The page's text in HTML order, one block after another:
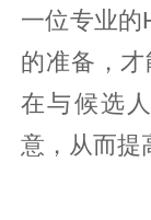
一位专业的
的准备，才
在与候选
意，从而提